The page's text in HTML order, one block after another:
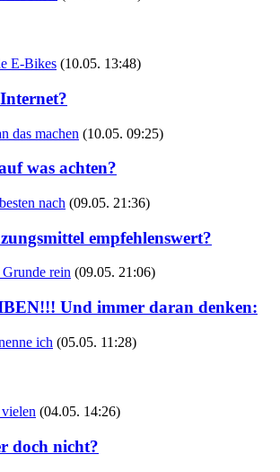
E-Bikes (10.05. 13:48)
das machen (10.05. 09:25)
was achten?
nach (09.05. 21:36)
empfehlenswert?
rein (09.05. 21:06)
Und immer daran denken:
ich (05.05. 11:28)
(04.05. 14:26)
doch nicht?